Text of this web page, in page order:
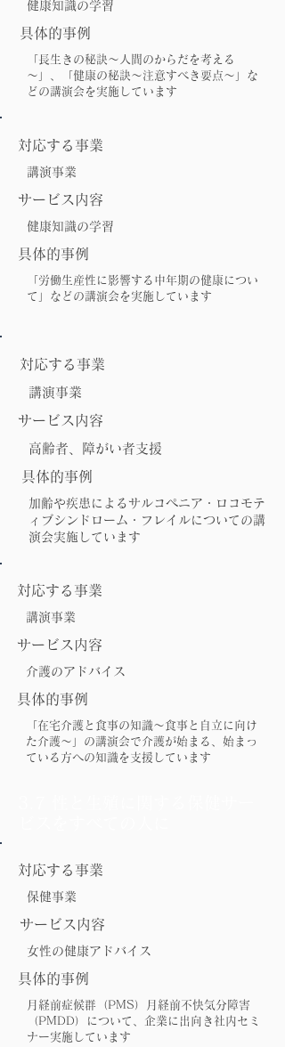
健康知識の学習
具体的事例
​「長生きの秘訣～人間のからだを考える
～」、「健康の秘訣～注意すべき要点～」な
どの講演会を実施しています
対応する事業
講演事業
サービス内容
健康知識の学習
具体的事例
「労働生産性に影響する中年期の健康につい
て」などの講演会を実施しています
対応する事業
講演事業
サービス内容
高齢者、障がい者支援
具体的事例
加齢や疾患によるサルコペニア・ロコモテ
ィブシンドローム・フレイルについての講
演会実施しています
対応する事業
講演事業
サービス内容
介護のアドバイス
具体的事例
「在宅介護と食事の知識～食事と自立に向け
た介護～」の講演会で介護が始まる、始まっ
ている方への知識を支援しています
対応する事業
保健事業
サービス内容
女性の健康アドバイス
具体的事例
月経前症候群（PMS）月経前不快気分障害
（PMDD）について、企業に出向き社内セミ
ナー実施しています